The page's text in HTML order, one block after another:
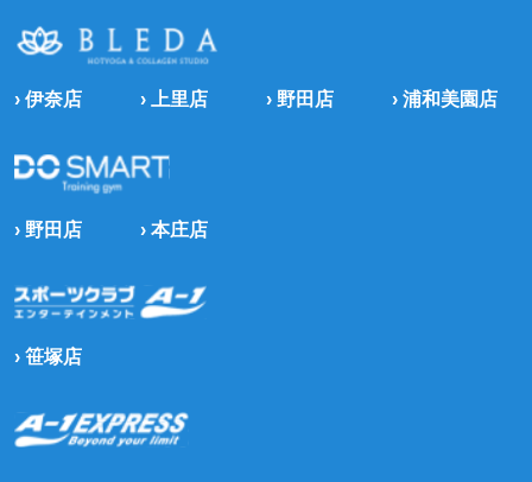
› 伊奈店 › 上里店 › 野田店 › 浦和美園店
› 野田店 › 本庄店
› 笹塚店